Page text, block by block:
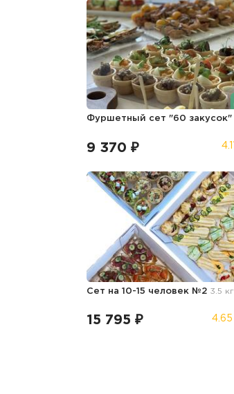
Фуршетный сет "60 закусок"
9 370 ₽ 4.11
Сет на 10-15 человек №2 3.5 кг
15 795 ₽ 4.65